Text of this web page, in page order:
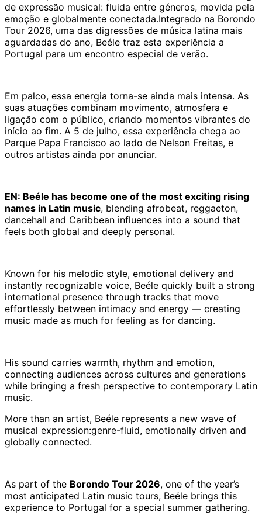
de expressão musical: fluida entre géneros, movida pela
emoção e globalmente conectada.Integrado na Borondo
Tour 2026, uma das digressões de música latina mais
aguardadas do ano, Beéle traz esta experiência a
Portugal para um encontro especial de verão.
Em palco, essa energia torna-se ainda mais intensa. As
suas atuações combinam movimento, atmosfera e
ligação com o público, criando momentos vibrantes do
início ao fim. A 5 de julho, essa experiência chega ao
Parque Papa Francisco ao lado de Nelson Freitas, e
outros artistas ainda por anunciar.
EN: Beéle has become one of the most exciting rising
names in Latin music, blending afrobeat, reggaeton,
dancehall and Caribbean influences into a sound that
feels both global and deeply personal.
Known for his melodic style, emotional delivery and
instantly recognizable voice, Beéle quickly built a strong
international presence through tracks that move
effortlessly between intimacy and energy — creating
music made as much for feeling as for dancing.
His sound carries warmth, rhythm and emotion,
connecting audiences across cultures and generations
while bringing a fresh perspective to contemporary Latin
music.
More than an artist, Beéle represents a new wave of
musical expression:genre-fluid, emotionally driven and
globally connected.
As part of the Borondo Tour 2026, one of the year’s
most anticipated Latin music tours, Beéle brings this
experience to Portugal for a special summer gathering.